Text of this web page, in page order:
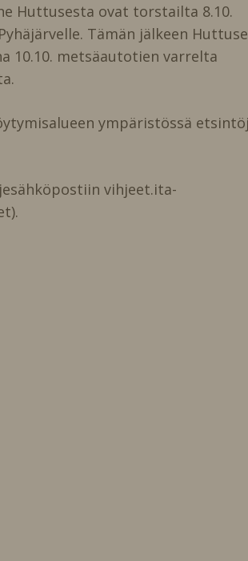
Huttusesta ovat torstailta 8.10.
Tämän jälkeen
10.10. metsäautotien varrelta
ympäristössä
vihjeet.ita-